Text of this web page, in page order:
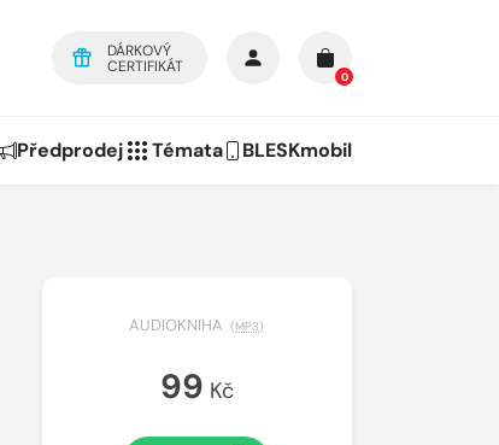
DÁRKOVÝ
CERTIFIKÁT
0
Předprodej Témata BLESKmobil
AUDIOKNIHA (MP3)
99 Kč